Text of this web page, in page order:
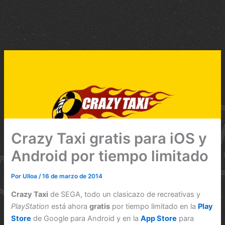
Crazy Taxi gratis para iOS y
Android por tiempo limitado
PorUlloa/16 de marzo de 2014
Crazy Taxi de SEGA, todo un clasicazo de recreativas y
PlayStation está ahoragratis por tiempo limitado en la Play
Store de Google para Android y en laApp Store para